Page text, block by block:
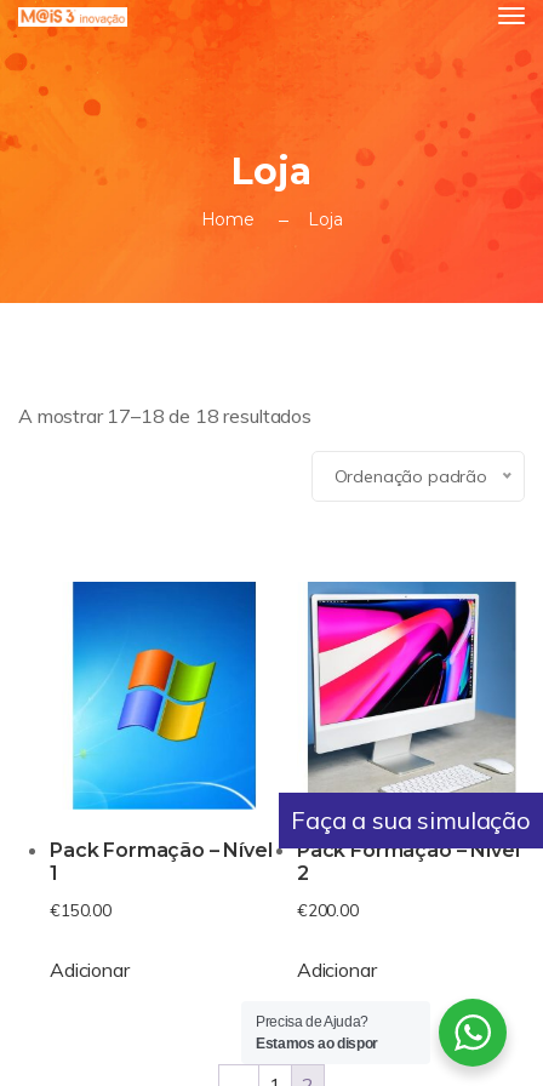
Faça a sua simulação
Loja
Home Loja
A mostrar 17–18 de 18 resultados
Ordenação padrão
Pack Formação – Nível
1
€150.00
Adicionar
Pack Formação – Nível
2
€200.00
Adicionar
Precisa de Ajuda?
Estamos ao dispor